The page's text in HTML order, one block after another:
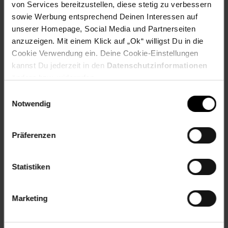
von Services bereitzustellen, diese stetig zu verbessern
sowie Werbung entsprechend Deinen Interessen auf
unserer Homepage, Social Media und Partnerseiten
anzuzeigen. Mit einem Klick auf „Ok“ willigst Du in die
Cookie Verwendung ein. Deine Cookie-Einstellungen
kannst Du jederzeit in den Datenschutzinformationen
Notwendig
Präferenzen
Statistiken
Marketing
30 S
10 M
10 L
Artikelnummer: 2684355000
EAN: 4260435993469